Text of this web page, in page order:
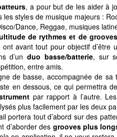
, a pour but de les aider à
les styles de musique majeurs :
Dance, Reggae, musiques
de rythmes et de grooves
avant tout pour objectif d’être
d’unduo basse/batterie, sur
entre amis.
de basse, accompagnée de sa
en dessous, ce qui permettra
par rapport à l’autre.
plus facilement par les deux
portera tout d’abord sur des
d’aborder des grooves plus